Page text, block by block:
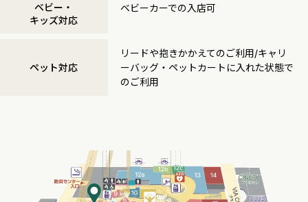
ベビー・
キッズ対応
ベビーカーでの入店可
ペット対応
リードや抱きかかえてのご利用/キャリ
ーバッグ・ペットカートに入れた状態で
のご利用